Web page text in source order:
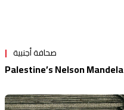
صحافة أجنبية
Palestine’s Nelson Mandela